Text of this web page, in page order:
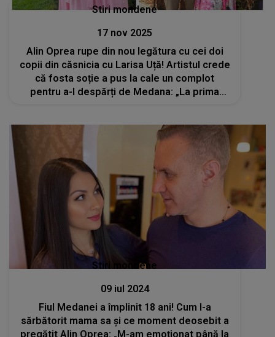
Stiri mondene
17 nov 2025
Alin Oprea rupe din nou legătura cu cei doi
copii din căsnicia cu Larisa Uță! Artistul crede
că fosta soție a pus la cale un complot
pentru a-l despărți de Medana: „La prima
Stiri mondene
09 iul 2024
Fiul Medanei a împlinit 18 ani! Cum l-a
sărbătorit mama sa și ce moment deosebit a
pregătit Alin Oprea: „M-am emoționat până la